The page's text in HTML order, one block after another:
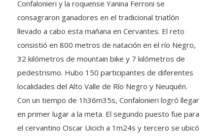
Confalonieri y la roquense Yanina Ferroni se
consagraron ganadores en el tradicional triatlón
llevado a cabo esta mañana en Cervantes. El reto
consistió en 800 metros de natación en el río Negro,
32 kilómetros de mountain bike y 7 kilómetros de
pedestrismo. Hubo 150 participantes de diferentes
localidades del Alto Valle de Río Negro y Neuquén.
Con un tiempo de 1h36m35s, Confalonieri logró llegar
en primer lugar a la meta. El segundo puesto fue para
el cervantino Oscar Uicich a 1m24s y tercero se ubicó